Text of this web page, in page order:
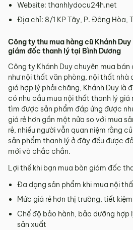
Website: thanhlydocu24h.net
Địa chỉ: 8/1 KP Tây, P. Đông Hòa,
Công ty thu mua hàng cũ Khánh
giám đốc thanh lý tại Bình Dương
Công ty Khánh Duy chuyên mua
như nội thất văn phòng, nội thất nhà
giá hợp lý phải chăng, Khánh Duy là
có nhu cầu mua nội thất thanh lý giá
tìm được sản phẩm đáp ứng được
giá rẻ hơn gần một nửa so với mua
rẻ, nhiều người vẫn quan niệm rằng
sản phẩm thanh lý ở đây đều được
mới và chắc chắn.
Lợi thế khi bạn mua bàn giám đốc
Đa dạng sản phẩm khi mua nội
Mức giá rẻ hơn thị trường, tiết
Chế độ bảo hành, bảo dưỡng hợp
sản xuất